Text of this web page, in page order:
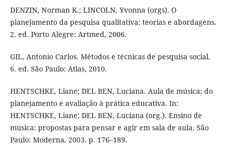
DENZIN, Norman K.; LINCOLN, Yvonna (orgs). O
planejamento da pesquisa qualitativa: teorias e abordagens.
2. ed. Porto Alegre: Artmed, 2006.
GIL, Antonio Carlos. Métodos e técnicas de pesquisa social.
6. ed. São Paulo: Atlas, 2010.
HENTSCHKE, Liane; DEL BEN, Luciana. Aula de música: do
planejamento e avaliação à prática educativa. In:
HENTSCHKE, Liane; DEL BEN, Luciana (org.). Ensino de
música: propostas para pensar e agir em sala de aula. São
Paulo: Moderna, 2003. p. 176–189.